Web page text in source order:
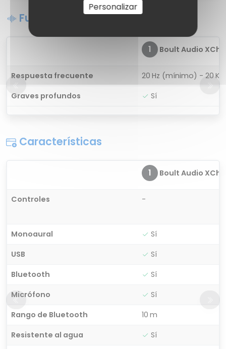
Funciones de sonido
1 Boult Audio
Respuesta frecuente
20 Hz (mínimo) - 20
Graves profundos
Sí
Características
1 Boult Audio
Controles -
Monoaural
Sí
USB
Sí
Bluetooth
Sí
Micrófono
Sí
Rango de Bluetooth
10 m
Resistente al agua
Sí
Personalizar